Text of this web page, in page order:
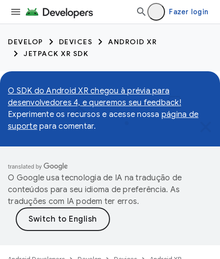
Fazer login
DEVELOP DEVICES
ANDROID XR
JETPACK XR SDK
O SDK do Android XR chegou à prévia para
desenvolvedores 4, e queremos seu feedback!
Experimente os recursos e acesse nossa página de
suportepara comentar.
O Google usa tecnologia de IA na tradução de
conteúdos para seu idioma de preferência. As
traduções com IA podem ter erros.